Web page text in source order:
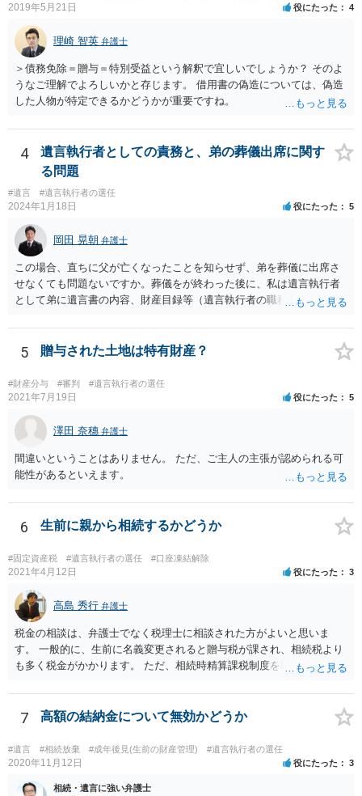
2019年5月21日 役にたった 4
理崎 智英 弁護士
＞債務免除＝贈与＝特別受益という解釈で宜しいでしょうか？ そのよ
うなご理解でよろしいかと存じます。 借用書の偽造については、偽造
した人物が特定できるかどうかが重要ですね。
4
遺言執行者としての責務と、弟の葬儀出席に関す
る問題
#遺言 #遺言執行者の選任
2024年1月18日 役にたった 5
岡田 晃朝 弁護士
この場合、直ちに父が亡くなったことを知らせず、弟を葬儀に出席さ
せなくても問題ないですか。葬儀をが終わった後に、私は遺言執行者
として弟に遺言書の内容、財産目録等（遺言執行者の職務）を知らせ
るかは喪主の自由です。 呼ばなくてもかまいません。 そもそも、そう
いう法律関係にありません。 遺言の内容と遺産の総額の通知、公正証
で、対応しましょう。 そのあとは遺留分の請求などがあればそれへの
対応となるでしょう。
5 贈与された土地は特有財産？
#財産分与 #審判 #遺言執行者の選任
2021年7月19日 役にたった 5
澤田 奈穗 弁護士
間違いということはありません。 ただ、ご主人の主張が認められる可
能性があるといえます。
6 生前に親から相続するかどうか
#固定資産税 #遺言執行者の選任 #口座凍結解除
2021年4月12日 役にたった 3
高島 秀行 弁護士
税金の相談は、弁護士でなく税理士に相談された方がよいと思いま
す。 一般的に、生前に名義変更されると贈与税が課され、相続税より
も多く税金がかかります。 ただ、相続時精算課税制度を取れば、実質
ういう場合にどれくらい税金がかかるか計算してもらって どういう方
針を取るか決められたらよいと思います。
7 高額の結納金について無効かどうか
#遺言 #相続放棄 #成年後見(生前の財産管理) #遺言執行者の選任
2020年11月12日 役にたった 3
相続・遺言に強い弁護士